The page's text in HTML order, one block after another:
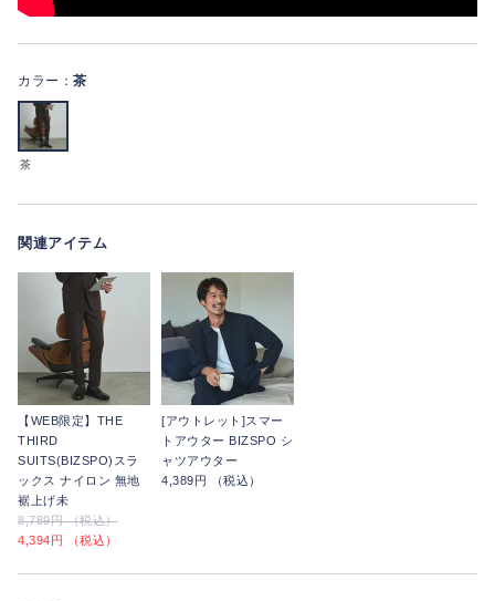
カラー： 茶
茶
関連アイテム
【WEB限定】THE
THIRD
SUITS(BIZSPO)スラ
ックス ナイロン 無地
裾上げ未
8,789円 （税込）
4,394円 （税込）
[アウトレット]スマー
トアウター BIZSPO シ
ャツアウター
4,389円 （税込）